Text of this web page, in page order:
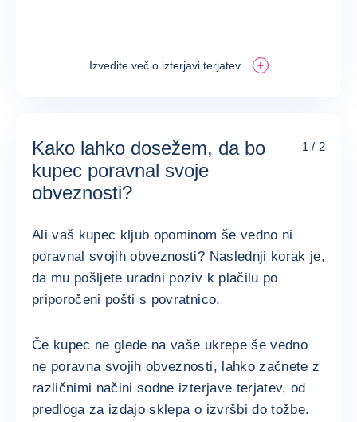
Izvedite več o izterjavi terjatev
Kako lahko dosežem, da bo
kupec poravnal svoje
obveznosti?
1 / 2
Ali vaš kupec kljub opominom še vedno ni
poravnal svojih obveznosti? Naslednji korak je,
da mu pošljete uradni poziv k plačilu po
priporočeni pošti s povratnico.
Če kupec ne glede na vaše ukrepe še vedno
ne poravna svojih obveznosti, lahko začnete z
različnimi načini sodne izterjave terjatev, od
predloga za izdajo sklepa o izvršbi do tožbe.